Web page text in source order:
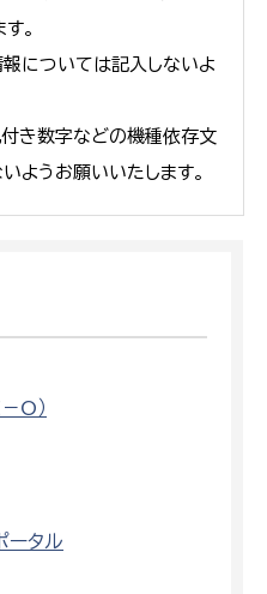
。
については記入しないよ
き数字などの機種依存文
ようお願いいたします。
O）
ータル